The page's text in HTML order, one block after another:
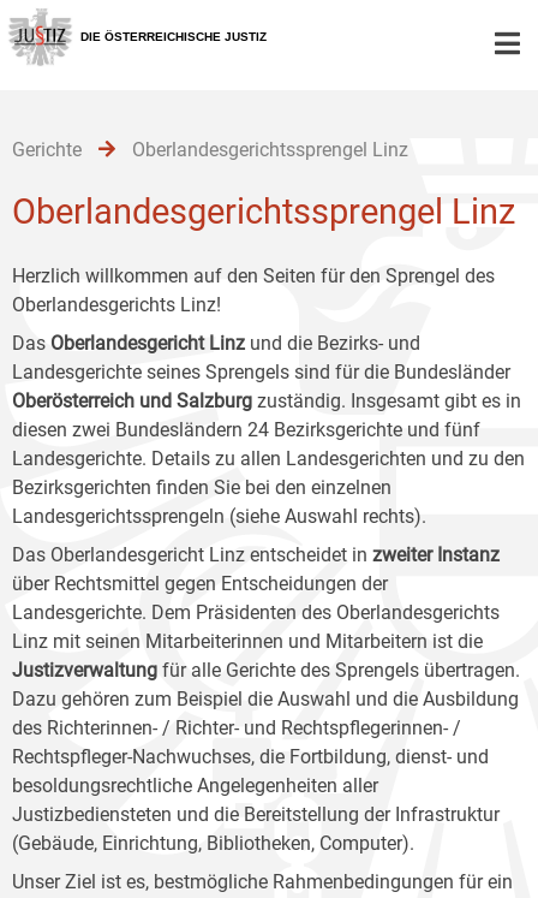
Zur
Hauptnavigation
[1]
Zum
Inhalt
[2]
Zum
Untermenü
[3]
DIE ÖSTERREICHISCHE JUSTIZ
Gerichte Oberlandesgerichtssprengel Linz
Oberlandesgerichtssprengel Linz
Herzlich willkommen auf den Seiten für den Sprengel des
Oberlandesgerichts Linz!
Das Oberlandesgericht Linz und die Bezirks- und
Landesgerichte seines Sprengels sind für die Bundesländer
Oberösterreich und Salzburg zuständig. Insgesamt gibt es in
diesen zwei Bundesländern 24 Bezirksgerichte und fünf
Landesgerichte. Details zu allen Landesgerichten und zu den
Bezirksgerichten finden Sie bei den einzelnen
Landesgerichtssprengeln (siehe Auswahl rechts).
Das Oberlandesgericht Linz entscheidet in zweiter Instanz
über Rechtsmittel gegen Entscheidungen der
Landesgerichte. Dem Präsidenten des Oberlandesgerichts
Linz mit seinen Mitarbeiterinnen und Mitarbeitern ist die
Justizverwaltung für alle Gerichte des Sprengels übertragen.
Dazu gehören zum Beispiel die Auswahl und die Ausbildung
des Richterinnen- / Richter- und Rechtspflegerinnen- /
Rechtspfleger-Nachwuchses, die Fortbildung, dienst- und
besoldungsrechtliche Angelegenheiten aller
Justizbediensteten und die Bereitstellung der Infrastruktur
(Gebäude, Einrichtung, Bibliotheken, Computer).
Unser Ziel ist es, bestmögliche Rahmenbedingungen für ein